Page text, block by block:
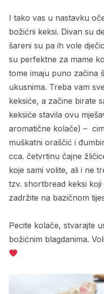
I tako vas u nastavku
božićni keksi. Divan su
šareni su pa ih vole
su perfektne za mame
tome imaju puno začina
ukusnima. Treba vam
keksiće, a začine birate
keksiće stavila ovu
aromatične kolače) –
muškatni oraščić i
cca. četvrtinu čajne
koje sami volite, ali i ne
tzv. shortbread keksi
zadržite na bazičnom
Pecite kolače, stvarajte
božićnim blagdanima.